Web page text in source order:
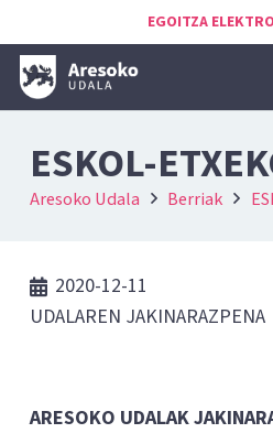
EGOITZA
ESKOL-
Aresoko Udala Berriak
2020-12-11
UDALAREN JAKINARAZPENA
ARESOKO UDALAK